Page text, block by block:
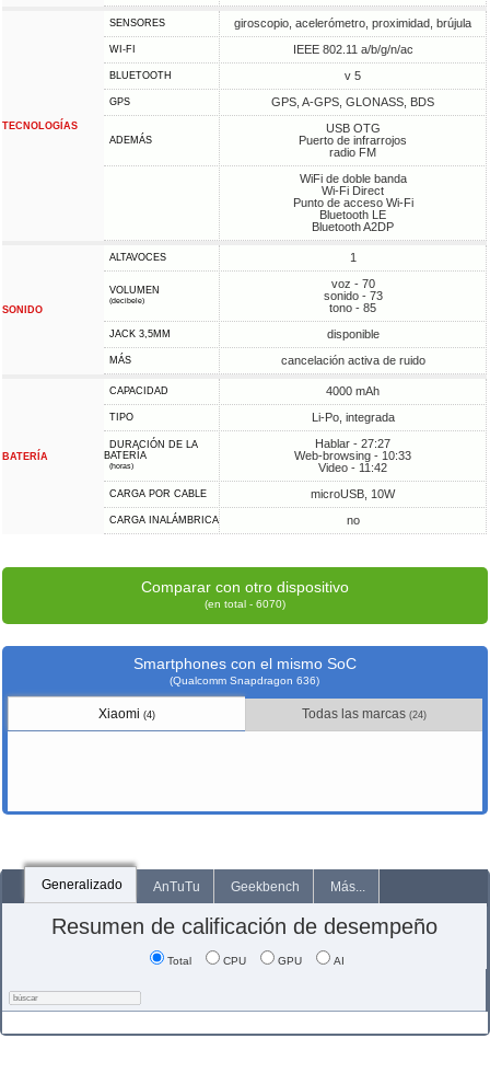
TECNOLOGÍAS
SENSORES giroscopio, acelerómetro, proximidad, brújula
WI-FI IEEE 802.11 a/b/g/n/ac
BLUETOOTH v 5
GPS GPS, A-GPS, GLONASS, BDS
ADEMÁS
USB OTG
Puerto de infrarrojos
radio FM
WiFi de doble banda
Wi-Fi Direct
Punto de acceso Wi-Fi
Bluetooth LE
Bluetooth A2DP
SONIDO
ALTAVOCES 1
VOLUMEN
(decibele)
voz - 70
sonido - 73
tono - 85
JACK 3,5MM disponible
MÁS cancelación activa de ruido
BATERÍA
CAPACIDAD 4000 mAh
TIPO Li-Po, integrada
DURACIÓN DE LA
BATERÍA
(horas)
Hablar - 27:27
Web-browsing - 10:33
Video - 11:42
CARGA POR CABLE microUSB, 10W
CARGA INALÁMBRICA no
Comparar con otro dispositivo
(en total - 6070)
Smartphones con el mismo SoC
(Qualcomm Snapdragon 636)
Xiaomi (4) Todas las marcas (24)
Generalizado AnTuTu Geekbench Más...
Resumen de calificación de desempeño
Total CPU GPU AI